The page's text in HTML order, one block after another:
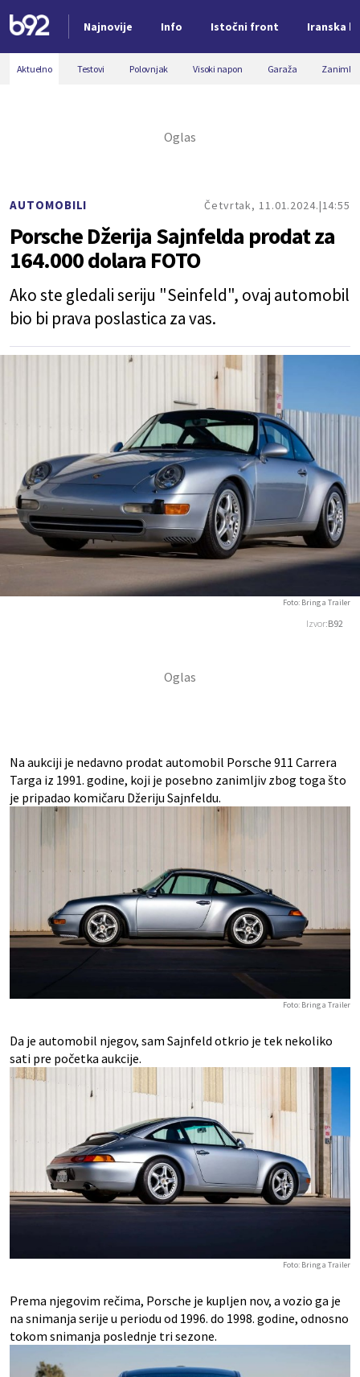
Najnovije Info Istočni front Iranska
Nova vest
Aktuelno Testovi Polovnjak Visoki napon Garaža
AUTOMOBILI Četvrtak, 11.01.2024. 14:55
Porsche Džerija Sajnfelda prodat za
164.000 dolara FOTO
Ako ste gledali seriju "Seinfeld", ovaj automobil
bio bi prava poslastica za vas.
Izvor:B92
Foto: Bring a Trailer
Na aukciji je nedavno prodat automobil Porsche 911 Carrera
Targa iz 1991. godine, koji je posebno zanimljiv zbog toga što
je pripadao komičaru Džeriju Sajnfeldu.
Foto: Bring a Trailer
Da je automobil njegov, sam Sajnfeld otkrio je tek nekoliko
sati pre početka aukcije.
Foto: Bring a Trailer
Prema njegovim rečima, Porsche je kupljen nov, a vozio ga je
na snimanja serije u periodu od 1996. do 1998. godine, odnosno
tokom snimanja poslednje tri sezone.